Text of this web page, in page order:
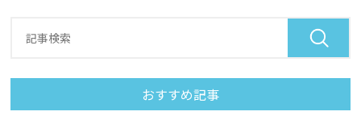
おすすめ記事